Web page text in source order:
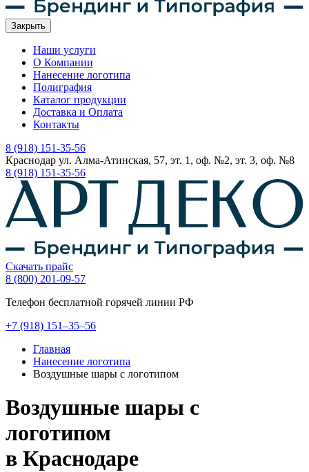
Закрыть
Наши услуги
О Компании
Нанесение логотипа
Полиграфия
Каталог продукции
Доставка и Оплата
Контакты
8 (918) 151-35-56
Краснодар ул. Алма-Атинская, 57, эт. 1, оф. №2, эт. 3, оф. №8
8 (918) 151-35-56
Скачать прайс
8 (800) 201-09-57
Телефон бесплатной горячей линии РФ
+7 (918) 151–35–56
Главная
Нанесение логотипа
Воздушные шары с логотипом
Воздушные шары с
логотипом
в Краснодаре